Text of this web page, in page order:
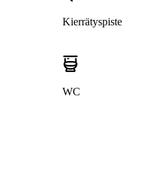
Kierrätyspiste
WC